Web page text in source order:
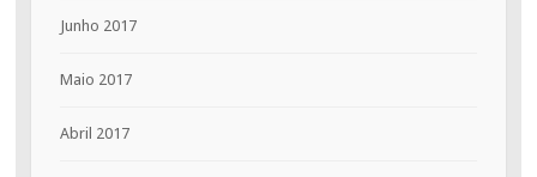
Junho 2017
Maio 2017
Abril 2017